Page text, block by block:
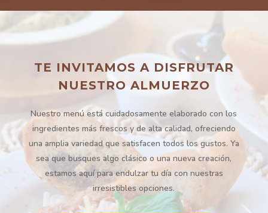
TE INVITAMOS A DISFRUTAR
NUESTRO ALMUERZO
Nuestro menú está cuidadosamente elaborado con los
ingredientes más frescos y de alta calidad, ofreciendo
una amplia variedad que satisfacen todos los gustos. Ya
sea que busques algo clásico o una nueva creación,
estamos aquí para endulzar tu día con nuestras
irresistibles opciones.